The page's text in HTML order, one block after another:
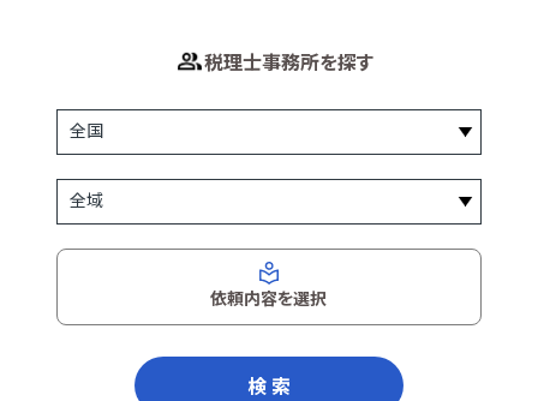
税理士事務所を探す
依頼内容を選択
検 索